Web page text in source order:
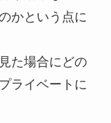
かという点に
た場合にどの
ライベートに